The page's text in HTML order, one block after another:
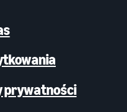
prywatności